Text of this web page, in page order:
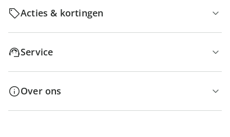
Acties & kortingen
Service
Over ons